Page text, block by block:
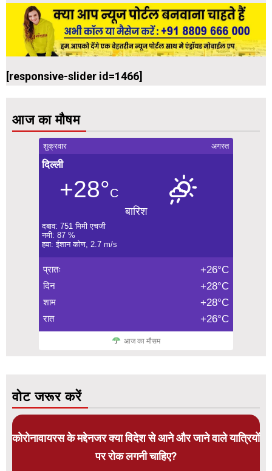
[responsive-slider id=1466]
आज का मौषम
शुक्रवार अगस्त
दिल्ली
+28°C
बारिश
दबाव: 751 मिमी एचजी
नमी: 87 %
हवा: ईशान कोण, 2.7 m/s
प्रातः +26°C
दिन +28°C
शाम +28°C
रात +26°C
आज का मौसम
वोट जरूर करें
कोरोनावायरस के मद्देनजर क्या विदेश से आने और जाने वाले यात्रियों
पर रोक लगनी चाहिए?